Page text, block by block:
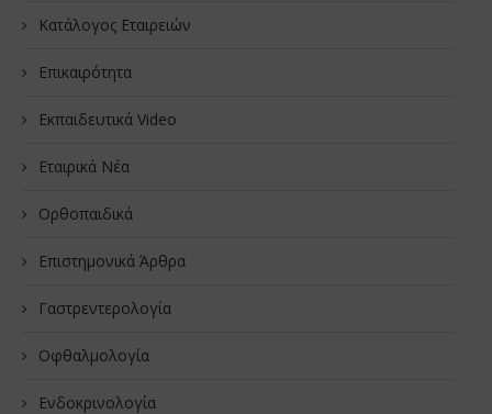
Κατάλογος Εταιρειών
Επικαιρότητα
Εκπαιδευτικά Video
Εταιρικά Νέα
Oρθοπαιδικά
Επιστημονικά Άρθρα
Γαστρεντερολογία
Οφθαλμολογία
Ενδοκρινολογία